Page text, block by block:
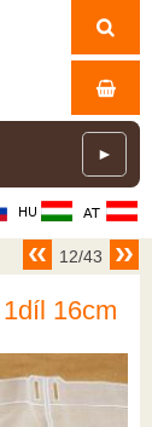
►
12/43
16cm